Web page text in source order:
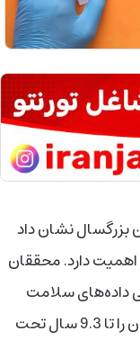
روی بیش از 9.2 میلیون بزرگسال نشان داد
دارد. محققان
داده‌های سلامت
سال 2009 را بررسی کردند و شرکت‌کنندگان را تا 9.3 سال تحت